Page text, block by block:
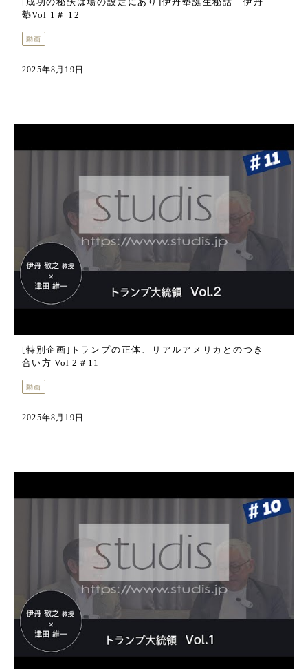
塾Vol 1＃ 12
動画
2025年8月19日
[特別企画]トランプの正体、リアルアメリカとのつき
合い方 Vol 2＃11
動画
2025年8月19日